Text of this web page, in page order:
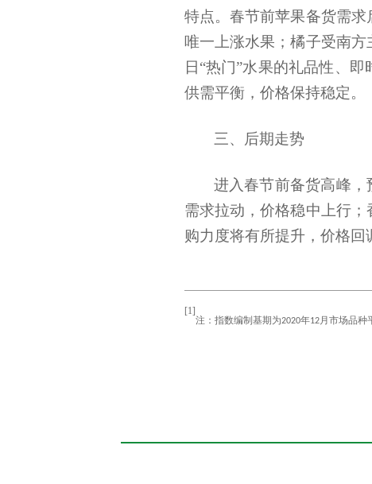
特点。春节前苹果备货需
唯一上涨水果；橘子受南
日“热门”水果的礼品性、
供需平衡，价格保持稳定。
三、后期走势
进入春节前备货高峰，
需求拉动，价格稳中上行
购力度将有所提升，价格回
[1]
注：指数编制基期为2020年12月市场品种